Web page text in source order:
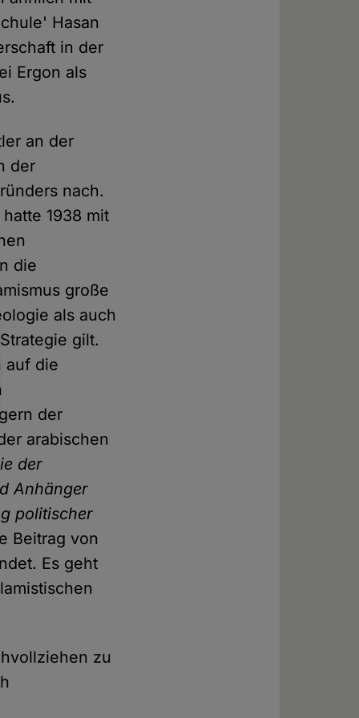
Hasan
in der
Ergon als
an der
der
nach.
1938 mit
die
große
als auch
gilt.
auf die
der
arabischen
der
Anhänger
politischer
Beitrag von
Es geht
zu